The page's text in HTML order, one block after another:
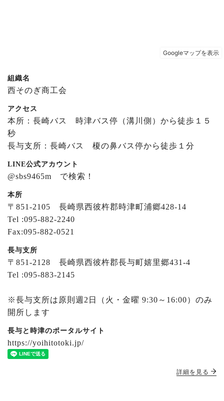
組織名
西そのぎ商工会
アクセス
本所：長崎バス 時津バス停（溝川側）から徒歩１５
秒
長与支所：長崎バス 榎の鼻バス停から徒歩１分
LINE公式アカウント
@sbs9465m で検索！
本所
〒851-2105 長崎県西彼杵郡時津町浦郷428-14
Tel :095-882-2240
Fax:095-882-0521
長与支所
〒851-2128 長崎県西彼杵郡長与町嬉里郷431-4
Tel :095-883-2145
※長与支所は原則週2日（火・金曜 9:30～16:00）のみ
開所します
長与と時津のポータルサイト
https://yoihitotoki.jp/
詳細を見る